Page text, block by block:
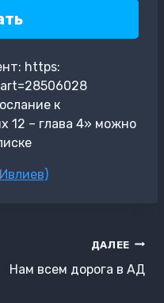
https:
к
12 – глава 4» можно
ДАЛЕЕ
Нам всем дорога в АД